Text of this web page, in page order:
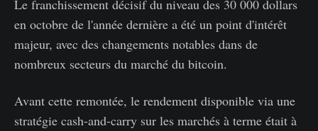
Le franchissement décisif du niveau des 30 000 dollars
en octobre de l'année dernière a été un point d'intérêt
majeur, avec des changements notables dans de
nombreux secteurs du marché du bitcoin.
Avant cette remontée, le rendement disponible via une
stratégie cash-and-carry sur les marchés à terme était à